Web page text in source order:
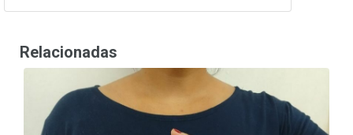
Relacionadas